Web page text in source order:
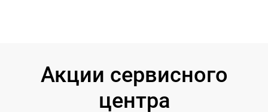
Акции сервисного
центра